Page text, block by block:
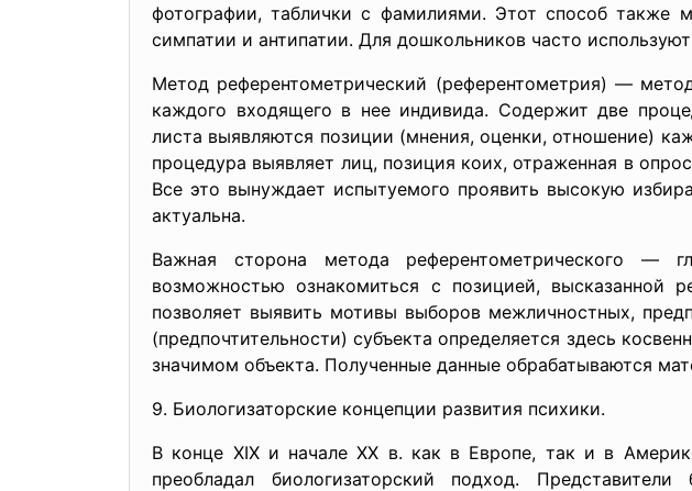
фотографии, таблички с фамилиями. Этот способ также
симпатии и антипатии. Для дошкольников часто
Метод референтометрический (референтометрия) —
каждого входящего в нее индивида. Содержит две
листа выявляются позиции (мнения, оценки, отношение)
процедура выявляет лиц, позиция коих, отраженная в
Все это вынуждает испытуемого проявить высокую
актуальна.
Важная сторона метода референтометрического —
возможностью ознакомиться с позицией,
позволяет выявить мотивы выборов межличностных,
(предпочтительности) субъекта определяется здесь
значимом объекта. Полученные данные обрабатываются
9. Биологизаторские концепции развития психики.
В конце XIX и начале XX в. как в Европе, так и в
преобладал биологизаторский подход.